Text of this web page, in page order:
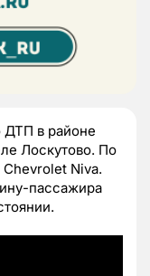
ДТП в районе
Лоскутово. По
Chevrolet Niva.
пассажира